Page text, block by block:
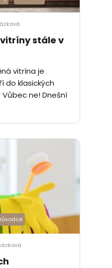
stále v
vitrína je
do klasických
ne! Dnešní